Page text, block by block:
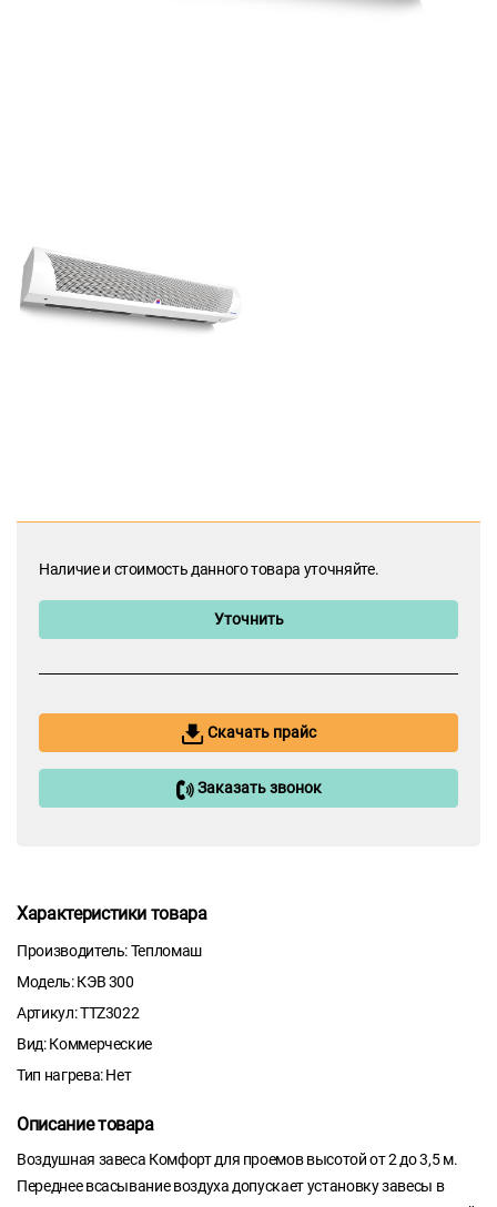
Наличие и стоимость данного товара уточняйте.
Уточнить
Скачать прайс
Заказать звонок
Характеристики товара
Производитель: Тепломаш
Модель: КЭВ 300
Артикул: TTZ3022
Вид: Коммерческие
Тип нагрева: Нет
Описание товара
Воздушная завеса Комфорт для проемов высотой от 2 до 3,5 м.
Переднее всасывание воздуха допускает установку завесы в